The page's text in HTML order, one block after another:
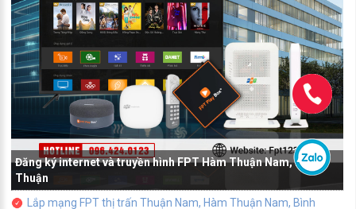
Đăng ký internet và truyền hình FPT Hàm Thuận Nam, Bình
Thuận
Lắp mạng FPT thị trấn Thuận Nam, Hàm Thuận Nam, Bình